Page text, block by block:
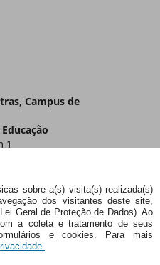
sobre a(s) visita(s) realizada(s)
dos visitantes deste site,
Geral de Proteção de Dados). Ao
a coleta e tratamento de seus
e cookies. Para mais
Campus de
1